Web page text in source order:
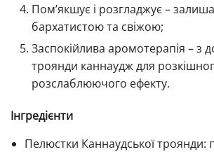
Пом’якшує і розгладжує –
бархатистою та свіжою;
Заспокійлива аромотерапія – з
троянди каннаудж для
розслаблюючого ефекту.
Інгредієнти
Пелюстки Каннаудської троянди: